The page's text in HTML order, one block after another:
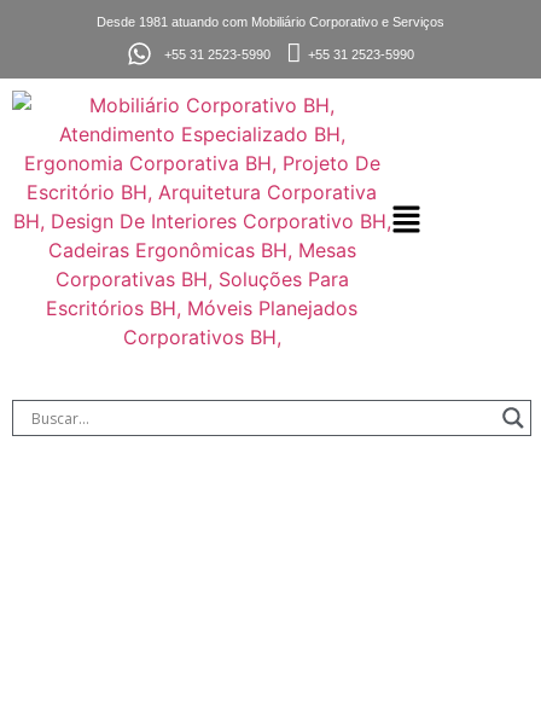
Desde 1981 atuando com Mobiliário Corporativo e Serviços
+55 31 2523-5990 +55 31 2523-5990